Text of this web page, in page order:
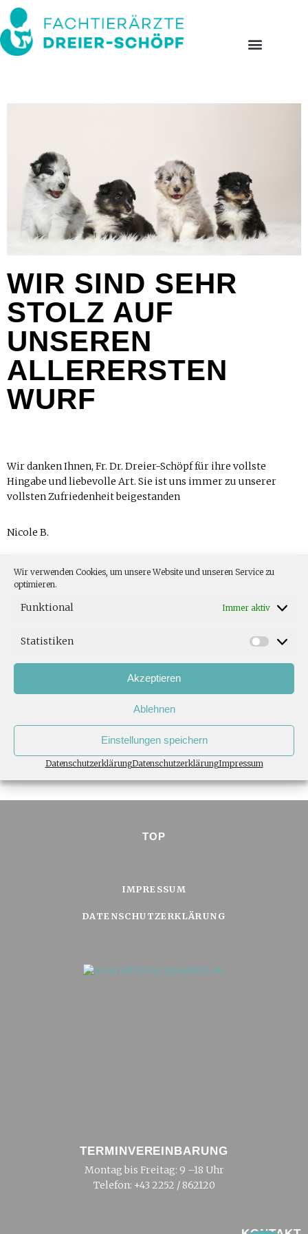
Wir verwenden Cookies, um unsere Website und unseren Service zu
optimieren.
Funktional Immer aktiv
Statistiken
Akzeptieren
Ablehnen
Einstellungen speichern
DatenschutzerklärungDatenschutzerklärungImpressum
WIR SIND SEHR
STOLZ AUF
UNSEREN
ALLERERSTEN
WURF
Wir danken Ihnen, Fr. Dr. Dreier-Schöpf für ihre vollste
Hingabe und liebevolle Art. Sie ist uns immer zu unserer
vollsten Zufriedenheit beigestanden
Nicole B.
TOP
IMPRESSUM
DATENSCHUTZERKLÄRUNG
TERMINVEREINBARUNG
Montag bis Freitag: 9 –18 Uhr
Telefon: +43 2252 / 862120